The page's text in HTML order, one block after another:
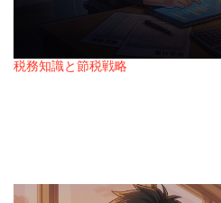
Posted
税務知識と節税戦略